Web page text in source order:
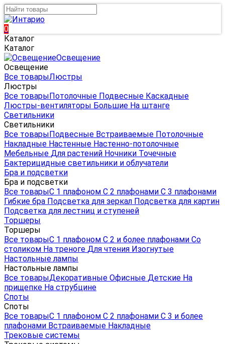
0
Каталог
Каталог
Освещение
Освещение
Все товарыЛюстры
Люстры
Все товарыПотолочные Подвесные Каскадные
Люстры-вентиляторы Большие На штанге
Светильники
Светильники
Все товарыПодвесные Встраиваемые Потолочные
Накладные Настенные Настенно-потолочные
Мебельные Для растений Ночники Точечные
Бактерицидные светильники и облучатели
Бра и подсветки
Бра и подсветки
Все товарыС 1 плафоном С 2 плафонами С 3 плафонами
Гибкие бра Подсветка для зеркал Подсветка для картин
Подсветка для лестниц и ступеней
Торшеры
Торшеры
Все товарыС 1 плафоном С 2 и более плафонами Со
столиком На треноге Для чтения Изогнутые
Настольные лампы
Настольные лампы
Все товарыДекоративные Офисные Детские На
прищепке На струбцине
Споты
Споты
Все товарыС 1 плафоном С 2 плафонами С 3 и более
плафонами Встраиваемые Накладные
Трековые системы